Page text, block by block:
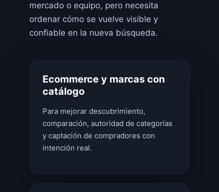
mercado o equipo, pero necesita
ordenar cómo se vuelve visible y
confiable en la nueva búsqueda.
Ecommerce y marcas con
catálogo
Para mejorar descubrimiento,
comparación, autoridad de categorías
y captación de compradores con
intención real.